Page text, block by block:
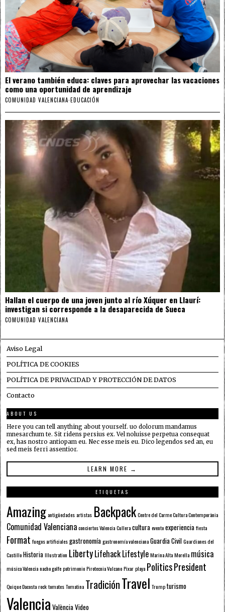
El verano también educa: claves para aprovechar las vacaciones
como una oportunidad de aprendizaje
COMUNIDAD VALENCIANA·EDUCACIÓN
Hallan el cuerpo de una joven junto al río Xúquer en Llaurí:
investigan si corresponde a la desaparecida de Sueca
COMUNIDAD VALENCIANA
Aviso Legal
POLÍTICA DE COOKIES
POLÍTICA DE PRIVACIDAD Y PROTECCIÓN DE DATOS
Contacto
ABOUT US
Here you can tell anything about yourself. uo dolorum mandamus
mnesarchum te. Sit ridens persius ex. Vel noluisse perpetua consequat
ex, has nostro antiopam eu. Nec esse meis eu. Dico legendos sed an, eu
sed meis ferri assentior.
LEARN MORE →
ETIQUETAS
Amazing antigüedades artistas Backpack Centre del Carme Cultura Contemporània
Comunidad Valenciana conciertos Valencia Cullera cultura evento experiencia fiesta
Format fuegos artificiales gastronomía gastronomía valenciana Guardia Civil Guardianes del
Castillo Historia Illustration LibertyLifehackLifestyle Marina Alta Morella música
música Valencia nacho golfe patrimonio Pirotecnia Vulcano Pixar playa PoliticsPresident
Quique Dacosta rock tomates Tomatina TradiciónTravel Trump turismo
Valencia ValènciaVideo